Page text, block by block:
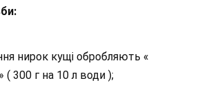
нирок кущі обробляють «
( 300 г на 10 л води );